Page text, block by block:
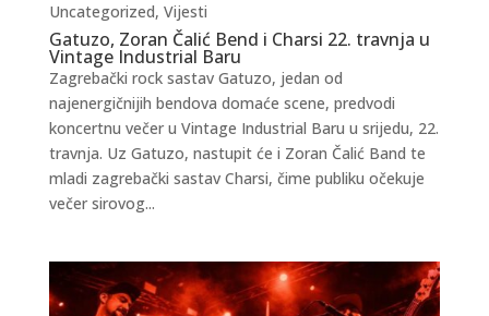
Gatuzo, Zoran Čalić Bend i Charsi 22. travnja u
Vintage Industrial Baru
Uncategorized, Vijesti
Zagrebački rock sastav Gatuzo, jedan od
najenergičnijih bendova domaće scene, predvodi
koncertnu večer u Vintage Industrial Baru u srijedu, 22.
travnja. Uz Gatuzo, nastupit će i Zoran Čalić Band te
mladi zagrebački sastav Charsi, čime publiku očekuje
večer sirovog...